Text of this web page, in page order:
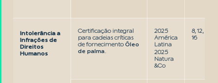
Intolerância a
Infrações de
Direitos
Humanos
Certificação integral
para cadeias críticas
de fornecimentoÓleo
de palma.
2025
América
Latina
2025
Natura
&Co
8, 12,
16